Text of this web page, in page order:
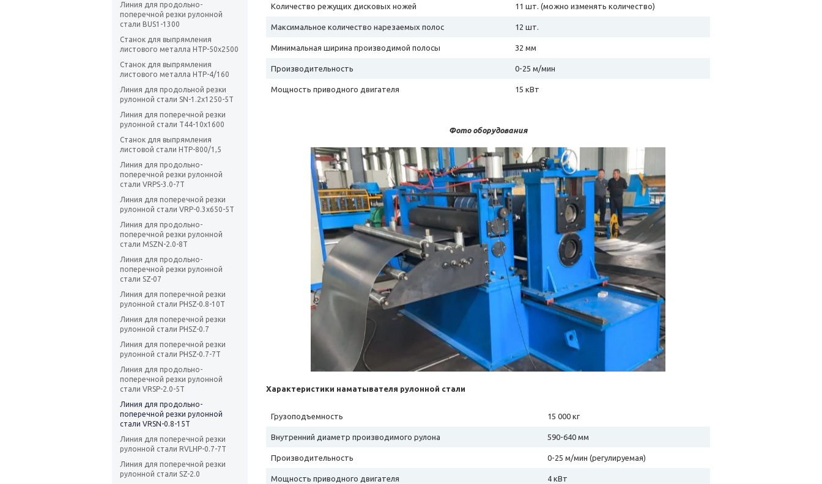
Линия для продольно-
поперечной резки рулонной
стали BUS1-1300
Станок для выпрямления
листового металла HTP-50х2500
Станок для выпрямления
листового металла HTP-4/160
Линия для продольной резки
рулонной стали SN-1.2x1250-5T
Линия для поперечной резки
рулонной стали T44-10x1600
Станок для выпрямления
листовой стали HTP-800/1,5
Линия для продольно-
поперечной резки рулонной
стали VRPS-3.0-7T
Линия для поперечной резки
рулонной стали VRP-0.3х650-5T
Линия для продольно-
поперечной резки рулонной
стали МSZN-2.0-8T
Линия для продольно-
поперечной резки рулонной
стали SZ-07
Линия для поперечной резки
рулонной стали PHSZ-0.8-10Т
Линия для поперечной резки
рулонной стали PHSZ-0.7
Линия для поперечной резки
рулонной стали PHSZ-0.7-7T
Линия для продольно-
поперечной резки рулонной
стали VRSP-2.0-5T
Линия для продольно-
поперечной резки рулонной
стали VRSN-0.8-15T
Линия для поперечной резки
рулонной стали RVLHP-0.7-7T
Линия для поперечной резки
рулонной стали SZ-2.0
Количество режущих дисковых ножей 11 шт. (можно изменять количество)
Максимальное количество нарезаемых полос 12 шт.
Минимальная ширина производимой полосы 32 мм
Производительность 0-25 м/мин
Мощность приводного двигателя 15 кВт
Фото оборудования
Характеристики наматывателя рулонной стали
Грузоподъемность 15 000 кг
Внутренний диаметр производимого рулона 590-640 мм
Производительность 0-25 м/мин (регулируемая)
Мощность приводного двигателя 4 кВт